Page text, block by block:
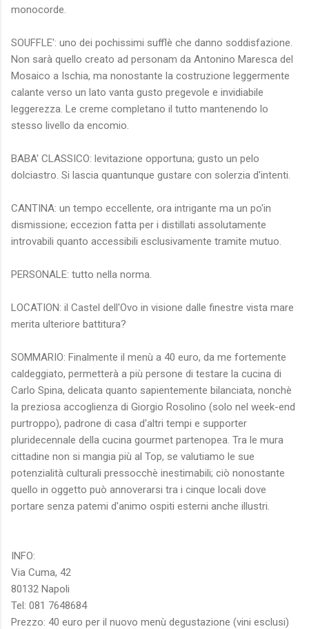
monocorde.
SOUFFLE': uno dei pochissimi sufflè che danno soddisfazione.
Non sarà quello creato ad personam da Antonino Maresca del
Mosaico a Ischia, ma nonostante la costruzione leggermente
calante verso un lato vanta gusto pregevole e invidiabile
leggerezza. Le creme completano il tutto mantenendo lo
stesso livello da encomio.
BABA' CLASSICO: levitazione opportuna; gusto un pelo
dolciastro. Si lascia quantunque gustare con solerzia d'intenti.
CANTINA: un tempo eccellente, ora intrigante ma un po'in
dismissione; eccezion fatta per i distillati assolutamente
introvabili quanto accessibili esclusivamente tramite mutuo.
PERSONALE: tutto nella norma.
LOCATION: il Castel dell'Ovo in visione dalle finestre vista mare
merita ulteriore battitura?
SOMMARIO: Finalmente il menù a 40 euro, da me fortemente
caldeggiato, permetterà a più persone di testare la cucina di
Carlo Spina, delicata quanto sapientemente bilanciata, nonchè
la preziosa accoglienza di Giorgio Rosolino (solo nel week-end
purtroppo), padrone di casa d'altri tempi e supporter
pluridecennale della cucina gourmet partenopea. Tra le mura
cittadine non si mangia più al Top, se valutiamo le sue
potenzialità culturali pressocchè inestimabili; ciò nonostante
quello in oggetto può annoverarsi tra i cinque locali dove
portare senza patemi d'animo ospiti esterni anche illustri.
INFO:
Via Cuma, 42
80132 Napoli
Tel: 081 7648684
Prezzo: 40 euro per il nuovo menù degustazione (vini esclusi)